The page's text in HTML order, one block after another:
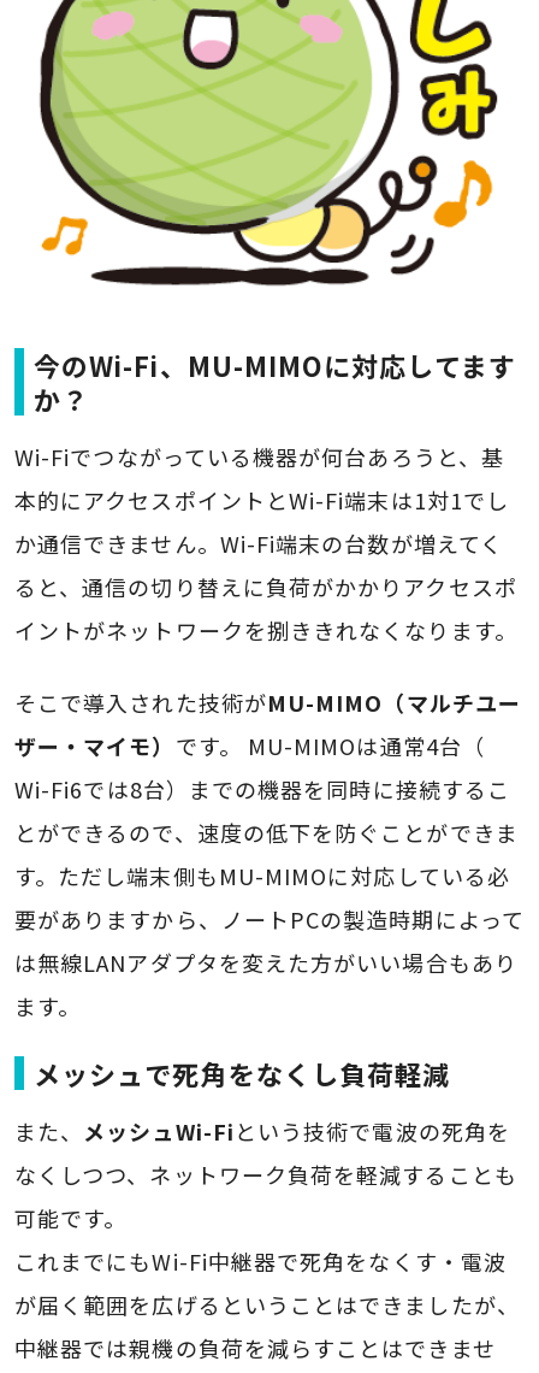
今のWi-Fi、MU-MIMOに対応してます
か？
Wi-Fiでつながっている機器が何台あろうと、基
本的にアクセスポイントとWi-Fi端末は1対1でし
か通信できません。Wi-Fi端末の台数が増えてく
ると、通信の切り替えに負荷がかかりアクセスポ
イントがネットワークを捌ききれなくなります。
そこで導入された技術がMU-MIMO（マルチユー
ザー・マイモ） です。 MU-MIMOは通常4台（
Wi-Fi6では8台）までの機器を同時に接続するこ
とができるので、速度の低下を防ぐことができま
す。ただし端末側もMU-MIMOに対応している必
要がありますから、ノートPCの製造時期によって
は無線LANアダプタを変えた方がいい場合もあり
ます。
メッシュで死角をなくし負荷軽減
また、 メッシュWi-Fiという技術で電波の死角を
なくしつつ、ネットワーク負荷を軽減することも
可能です。
これまでにもWi-Fi中継器で死角をなくす・電波
が届く範囲を広げるということはできましたが、
中継器では親機の負荷を減らすことはできませ